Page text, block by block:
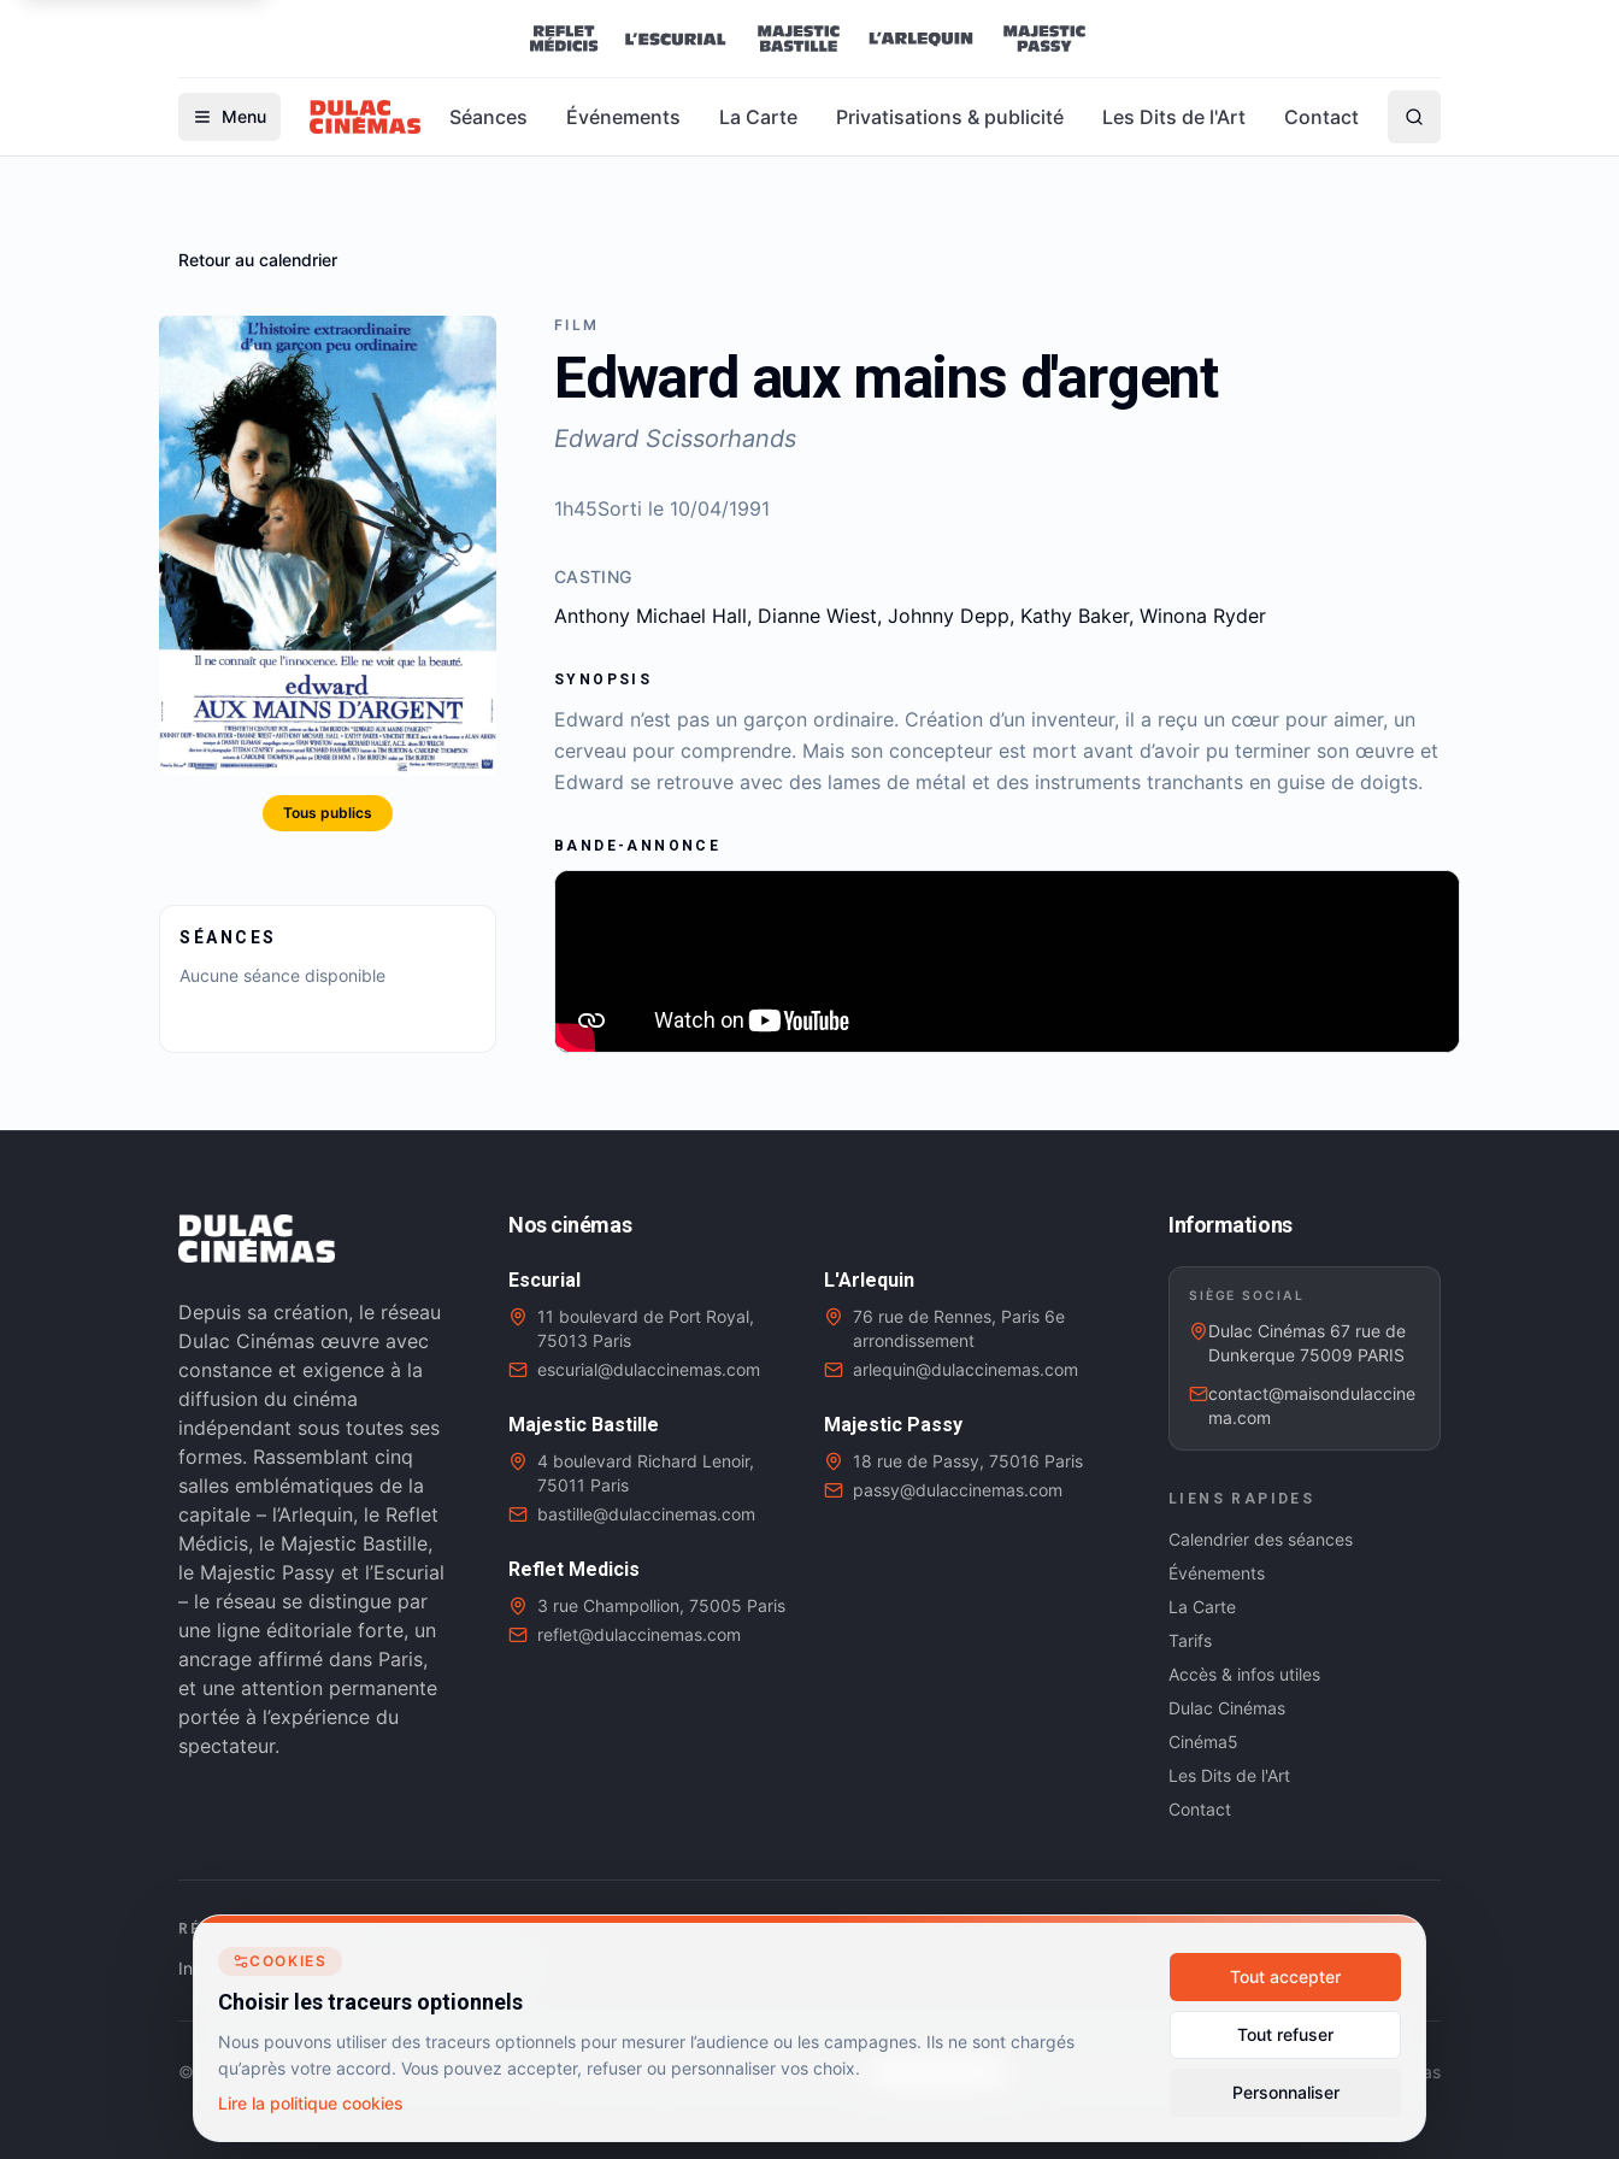
Menu Séances Événements La Carte Privatisations & publicité Les Dits de l'Art Contact
Retour au calendrier
Tous publics
SÉANCES
Aucune séance disponible
FILM
Edward aux mains d'argent
Edward Scissorhands
1h45Sorti le 10/04/1991
CASTING
Anthony Michael Hall, Dianne Wiest, Johnny Depp, Kathy Baker, Winona Ryder
SYNOPSIS
Edward n’est pas un garçon ordinaire. Création d’un inventeur, il a reçu un cœur pour aimer, un
cerveau pour comprendre. Mais son concepteur est mort avant d’avoir pu terminer son œuvre et
Edward se retrouve avec des lames de métal et des instruments tranchants en guise de doigts.
BANDE-ANNONCE
Depuis sa création, le réseau
Dulac Cinémas œuvre avec
constance et exigence à la
diffusion du cinéma
indépendant sous toutes ses
formes. Rassemblant cinq
salles emblématiques de la
capitale – l’Arlequin, le Reflet
Médicis, le Majestic Bastille,
le Majestic Passy et l’Escurial
– le réseau se distingue par
une ligne éditoriale forte, un
ancrage affirmé dans Paris,
et une attention permanente
portée à l’expérience du
spectateur.
Nos cinémas
Escurial
11 boulevard de Port Royal,
75013 Paris
escurial@dulaccinemas.com
L'Arlequin
76 rue de Rennes, Paris 6e
arrondissement
arlequin@dulaccinemas.com
Majestic Bastille
4 boulevard Richard Lenoir,
75011 Paris
bastille@dulaccinemas.com
Majestic Passy
18 rue de Passy, 75016 Paris
passy@dulaccinemas.com
Reflet Medicis
3 rue Champollion, 75005 Paris
reflet@dulaccinemas.com
Informations
SIÈGE SOCIAL
Dulac Cinémas 67 rue de
Dunkerque 75009 PARIS
contact@maisondulaccine
ma.com
LIENS RAPIDES
Calendrier des séances
Événements
La Carte
Tarifs
Accès & infos utiles
Dulac Cinémas
Cinéma5
Les Dits de l'Art
Contact
RÉSEAUX SOCIAUX
Instagram Facebook
© 2026Dulac Cinémas. Tous droits réservés. Mentions légalesConfidentialité Cookies Cinémas d'art et d'essai · Labels Europa Cinemas
COOKIES
Choisir les traceurs optionnels
Nous pouvons utiliser des traceurs optionnels pour mesurer l’audience ou les campagnes. Ils ne sont chargés
qu’après votre accord. Vous pouvez accepter, refuser ou personnaliser vos choix.
Lire la politique cookies
Tout accepter
Tout refuser
Personnaliser